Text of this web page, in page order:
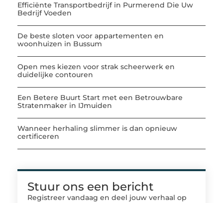
Efficiënte Transportbedrijf in Purmerend Die Uw
Bedrijf Voeden
De beste sloten voor appartementen en
woonhuizen in Bussum
Open mes kiezen voor strak scheerwerk en
duidelijke contouren
Een Betere Buurt Start met een Betrouwbare
Stratenmaker in IJmuiden
Wanneer herhaling slimmer is dan opnieuw
certificeren
Stuur ons een bericht
Registreer vandaag en deel jouw verhaal op